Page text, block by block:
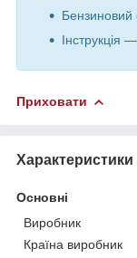
Бензиновий
Інструкція
Приховати
Характеристики
Основні
Виробник
Країна виробник